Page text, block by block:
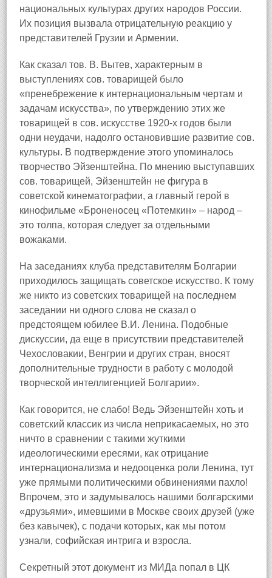
национальных культурах других народов России.
Их позиция вызвала отрицательную реакцию у
представителей Грузии и Армении.
Как сказал тов. В. Вытев, характерным в
выступлениях сов. товарищей было
«пренебрежение к интернациональным чертам и
задачам искусства», по утверждению этих же
товарищей в сов. искусстве 1920‑х годов были
одни неудачи, надолго остановившие развитие сов.
культуры. В подтверждение этого упоминалось
творчество Эйзенштейна. По мнению выступавших
сов. товарищей, Эйзенштейн не фигура в
советской кинематографии, а главный герой в
кинофильме «Броненосец «Потемкин» – народ –
это толпа, которая следует за отдельными
вожаками.
На заседаниях клуба представителям Болгарии
приходилось защищать советское искусство. К тому
же никто из советских товарищей на последнем
заседании ни одного слова не сказал о
предстоящем юбилее В.И. Ленина. Подобные
дискуссии, да еще в присутствии представителей
Чехословакии, Венгрии и других стран, вносят
дополнительные трудности в работу с молодой
творческой интеллигенцией Болгарии».
Как говорится, не слабо! Ведь Эйзенштейн хоть и
советский классик из числа неприкасаемых, но это
ничто в сравнении с такими жуткими
идеологическими ересями, как отрицание
интернационализма и недооценка роли Ленина, тут
уже прямыми политическими обвинениями пахло!
Впрочем, это и задумывалось нашими болгарскими
«друзьями», имевшими в Москве своих друзей (уже
без кавычек), с подачи которых, как мы потом
узнали, софийская интрига и взросла.
Секретный этот документ из МИДа попал в ЦК